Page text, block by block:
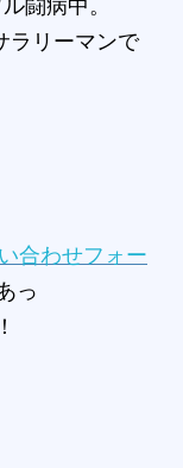
闘病中。
ラリーマンで
合わせフォー
っ